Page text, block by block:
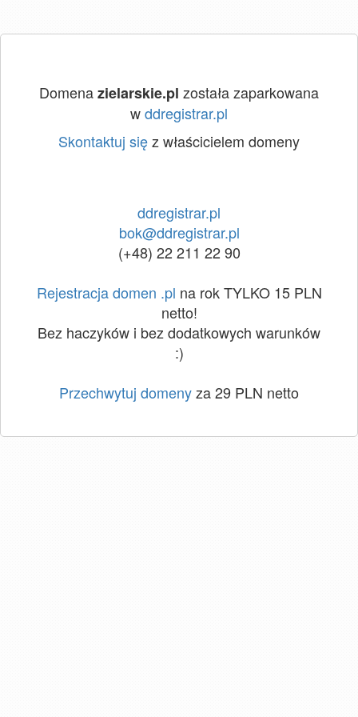
Domenazielarskie.pl została zaparkowana
wddregistrar.pl
Skontaktuj sięz właścicielem domeny
ddregistrar.pl
bok@ddregistrar.pl
(+48) 22 211 22 90
Rejestracja domen .pl na rok TYLKO 15 PLN
netto!
Bez haczyków i bez dodatkowych warunków
:)
Przechwytuj domenyza 29 PLN netto